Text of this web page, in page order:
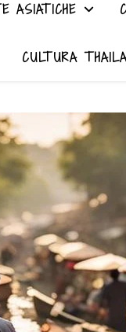
ASIATICHE
CULTURA